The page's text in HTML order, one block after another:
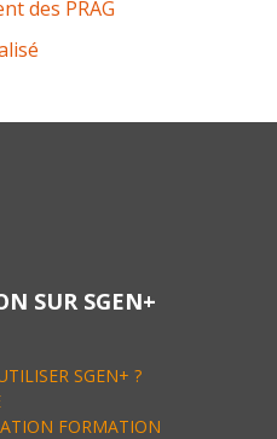
des PRAG
SUR SGEN+
SGEN+ ?
FORMATION